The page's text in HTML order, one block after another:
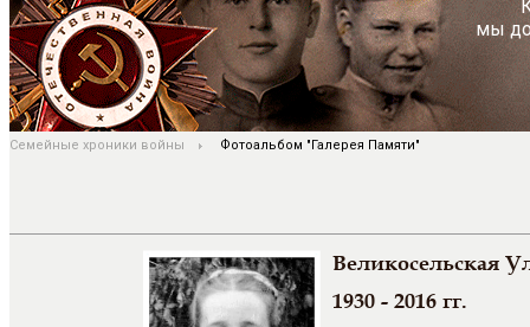
мы
Семейные хроники войны Фотоальбом "Галерея Памяти"
Великосельская
1930 - 2016 гг.